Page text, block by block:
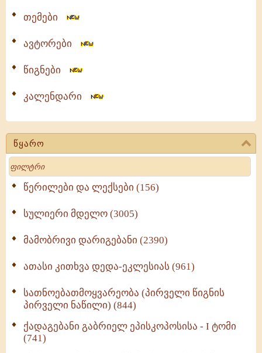
თემები
ავტორები
წიგნები
კალენდარი
წყარო
Search
წერილები და ლექსები (156)
სულიერი მდელო (3005)
მამობრივი დარიგებანი (2390)
ათასი კითხვა დედა-ეკლესიას (961)
სათნოებათმოყვარეობა (პირველი წიგნის
პირველი ნაწილი) (844)
ქადაგებანი გაბრიელ ეპისკოპოსისა - I ტომი
(741)